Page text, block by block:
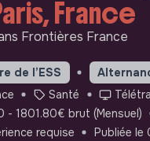
France
Frontières France
de l’ESS
Santé
- 1801.80€ brut (Mensuel)
requise
Publiée